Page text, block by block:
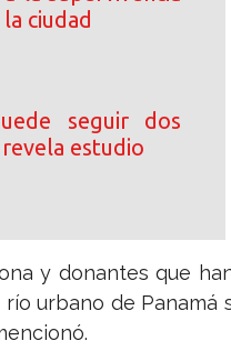
ciudad
seguir dos
estudio
y donantes que
urbano de Panamá